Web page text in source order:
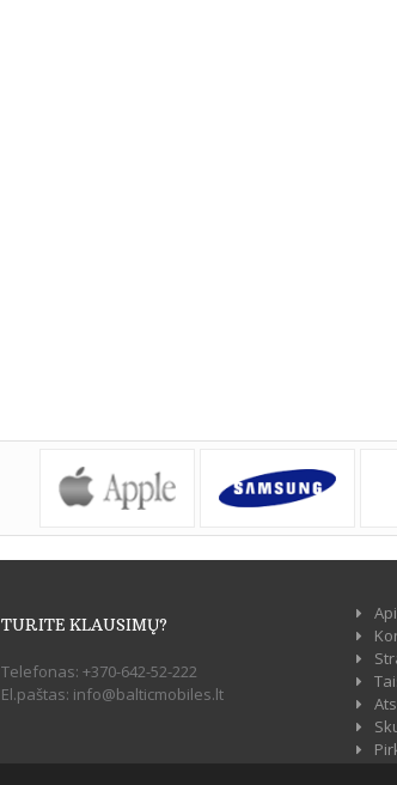
TURITE KLAUSIMŲ?
Telefonas: +370-642-52-222
El.paštas: info@balticmobiles.lt